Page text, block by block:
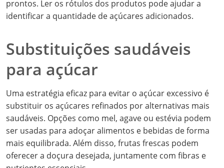
prontos. Ler os rótulos dos produtos pode ajudar a
identificar a quantidade de açúcares adicionados.
Substituições saudáveis
para açúcar
Uma estratégia eficaz para evitar o açúcar excessivo é
substituir os açúcares refinados por alternativas mais
saudáveis. Opções como mel, agave ou estévia podem
ser usadas para adoçar alimentos e bebidas de forma
mais equilibrada. Além disso, frutas frescas podem
oferecer a doçura desejada, juntamente com fibras e